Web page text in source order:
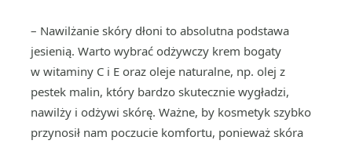
– Nawilżanie skóry dłoni to absolutna podstawa
jesienią. Warto wybrać odżywczy krem bogaty
w witaminy C i E oraz oleje naturalne, np. olej z
pestek malin, który bardzo skutecznie wygładzi,
nawilży i odżywi skórę. Ważne, by kosmetyk szybko
przynosił nam poczucie komfortu, ponieważ skóra